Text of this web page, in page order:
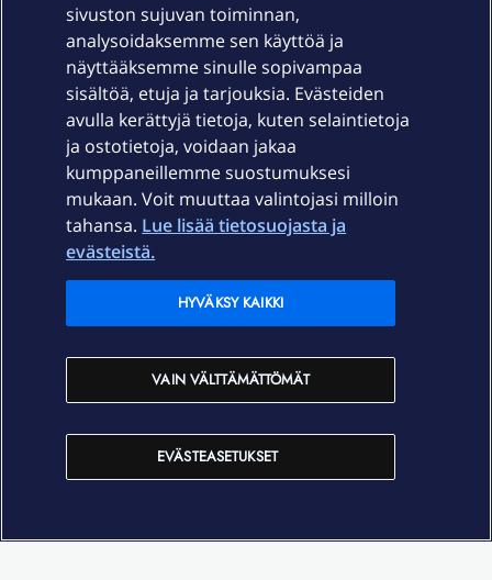
Laitteet & liittymät
Palvelut
Ajankohtaista
Elisa Oyj
In English
sivuston sujuvan toiminnan,
analysoidaksemme sen käyttöä ja
näyttääksemme sinulle sopivampaa
sisältöä, etuja ja tarjouksia. Evästeiden
avulla kerättyjä tietoja, kuten selaintietoja
ja ostotietoja, voidaan jakaa
kumppaneillemme suostumuksesi
mukaan. Voit muuttaa valintojasi milloin
tahansa. Lue lisää tietosuojasta ja
evästeistä.
EVÄSTEASETUKSET
VAIN VÄLTTÄMÄTTÖMÄT
HYVÄKSY KAIKKI